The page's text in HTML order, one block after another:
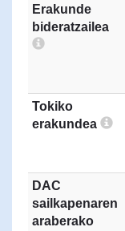
Erakunde
bideratzailea
Tokiko
erakundea
DAC
sailkapenaren
araberako